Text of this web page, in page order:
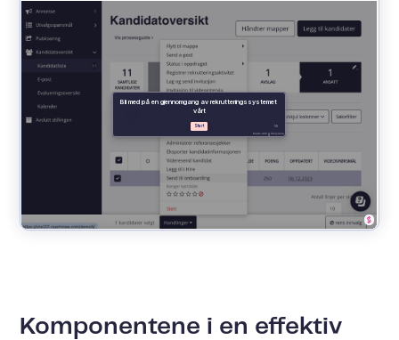
Komponentene i en effektiv